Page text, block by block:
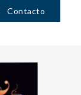
Contacto